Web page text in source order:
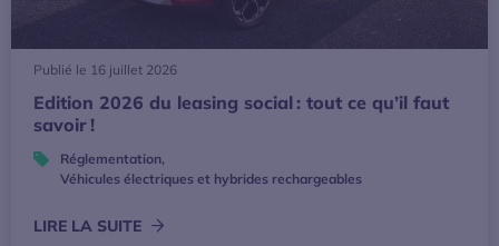
Publié le 16 juillet 2026
Edition 2026 du leasing social : tout ce qu’il faut
savoir !
Réglementation,
Véhicules électriques et hybrides rechargeables
LIRE LA SUITE